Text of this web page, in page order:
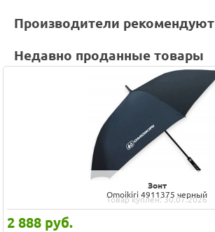
Производители рекомендуют
Недавно проданные товары
Зонт
Omoikiri 4911375 черный
Товар куплен: 30.07.2026
2 888 руб.